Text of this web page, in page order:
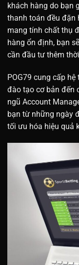
khách hàng do bạn
thanh toán đều đặn
mang tính chất thụ
hàng ổn định, bạn
cần đầu tư thêm
POG79 cung cấp
đào tạo cơ bản đến
ngũ Account
bạn từ những ngày
tối ưu hóa hiệu quả